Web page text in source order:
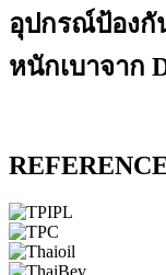
อุปกรณ์ป้องกั
หนักเบาจาก